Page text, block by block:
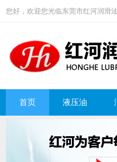
您好，欢迎您光临东莞市红河润滑
首页 液压油